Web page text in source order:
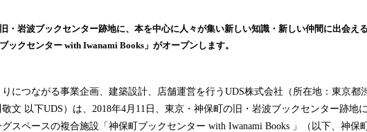
！
み
込
み
・岩波ブックセンター跡地に、本を中心に人々が集い新しい知識・新しい仲間に出会え
ブックセンター with Iwanami Books」がオープンします。
りにつながる事業企画、建築設計、店舗運営を行うUDS株式会社（所在地：東京都
文 以下UDS）は、2018年4月11日、東京・神保町の旧・岩波ブックセンター跡地
スペースの複合施設「神保町ブックセンター with Iwanami Books 」（以下、神保